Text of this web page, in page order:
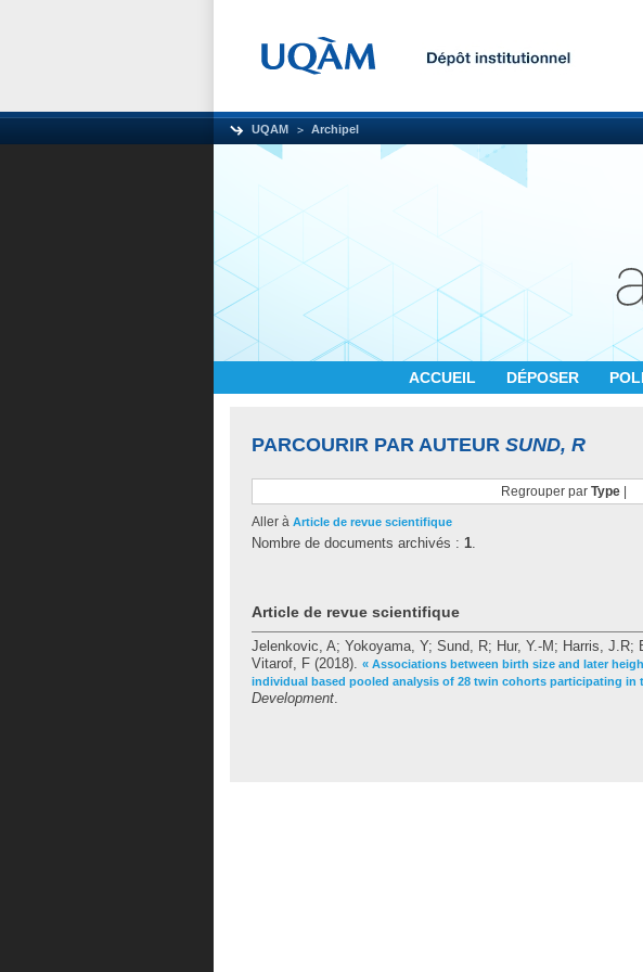
UQAM Archipel
ACCUEIL DÉPOSER
PARCOURIR PAR AUTEUR SUND, R
Regrouper par Type|
Aller à Article de revue scientifique
Nombre de documents archivés : 1.
Article de revue scientifique
Jelenkovic, A; Yokoyama, Y; Sund, R; Hur, Y.-M ; Harris, J.R;
Vitarof, F (2018). « Associations between birth size and later
individual based pooled analysis of 28 twin cohorts participating in
Development.